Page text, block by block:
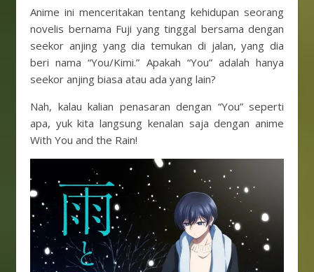
Anime ini menceritakan tentang kehidupan seorang
novelis bernama Fuji yang tinggal bersama dengan
seekor anjing yang dia temukan di jalan, yang dia
beri nama “You/Kimi.” Apakah “You” adalah hanya
seekor anjing biasa atau ada yang lain?
Nah, kalau kalian penasaran dengan “You” seperti
apa, yuk kita langsung kenalan saja dengan anime
With You and the Rain!